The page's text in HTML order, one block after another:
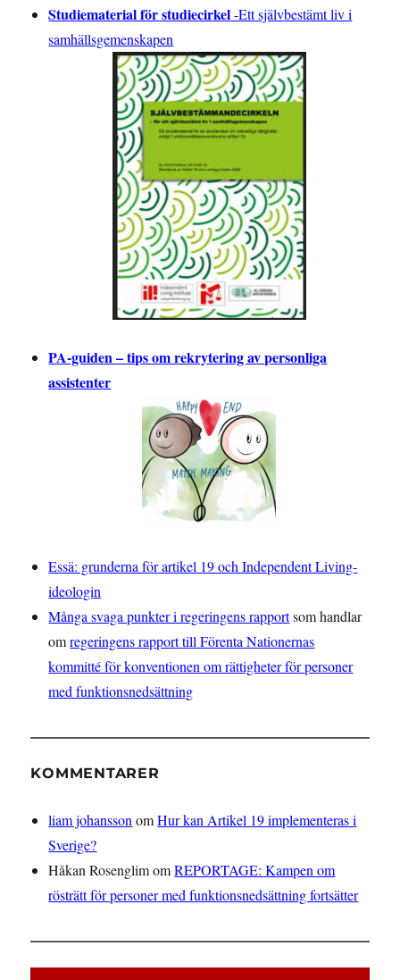
Studiematerial för studiecirkel-Ett självbestämt liv i
samhällsgemenskapen
PA-guiden – tips om rekrytering av personliga
assistenter
Essä: grunderna för artikel 19 och Independent Living-
ideologin
Många svaga punkter i regeringens rapportsom handlar
omregeringens rapport till Förenta Nationernas
kommitté för konventionen om rättigheter för personer
med funktionsnedsättning
KOMMENTARER
liam johansson omHur kan Artikel 19 implementeras i
Sverige?
Håkan RosenglimomREPORTAGE: Kampen om
rösträtt för personer med funktionsnedsättning fortsätter